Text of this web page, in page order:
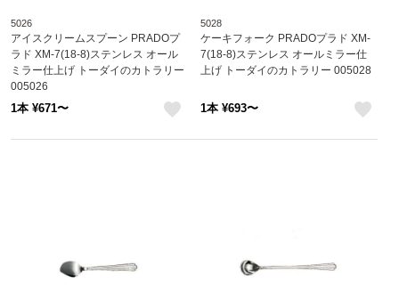
5026
アイスクリームスプーン PRADOプ
ラド XM-7(18-8)ステンレス オール
ミラー仕上げ トーダイのカトラリー
005026
1本 ¥671〜
5028
ケーキフォーク PRADOプラド XM-
7(18-8)ステンレス オールミラー仕
上げ トーダイのカトラリー 005028
1本 ¥693〜